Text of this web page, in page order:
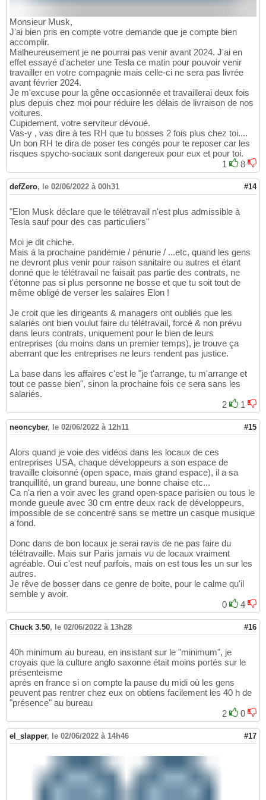
Monsieur Musk,
J'ai bien pris en compte votre demande que je compte bien
accomplir.
Malheureusement je ne pourrai pas venir avant 2024. J'ai en
effet essayé d'acheter une Tesla ce matin pour pouvoir venir
travailler en votre compagnie mais celle-ci ne sera pas livrée
avant février 2024.
Je m'excuse pour la gêne occasionnée et travaillerai deux fois
plus depuis chez moi pour réduire les délais de livraison de nos
voitures.
Cupidement, votre serviteur dévoué.
Vas-y , vas dire à tes RH que tu bosses 2 fois plus chez toi....
Un bon RH te dira de poser tes congés pour te reposer car les
risques spycho-sociaux sont dangereux pour eux et pour toi.
1
8
defZero, le 02/06/2022 à 00h31 #14
"Elon Musk déclare que le télétravail n'est plus admissible à
Tesla sauf pour des cas particuliers"
Moi je dit chiche.
Mais à la prochaine pandémie / pénurie / ...etc, quand les gens
ne devront plus venir pour raison sanitaire ou autres et étant
donné que le télétravail ne faisait pas partie des contrats, ne
t'étonne pas si plus personne ne bosse et que tu soit tout de
même obligé de verser les salaires Elon !
Je croit que les dirigeants & managers ont oubliés que les
salariés ont bien voulut faire du télétravail, forcé & non prévu
dans leurs contrats, uniquement pour le bien de leurs
entreprises (du moins dans un premier temps), je trouve ça
aberrant que les entreprises ne leurs rendent pas justice.
La base dans les affaires c'est le "je t'arrange, tu m'arrange et
tout ce passe bien", sinon la prochaine fois ce sera sans les
salariés.
2
1
neoncyber, le 02/06/2022 à 12h11 #15
Alors quand je voie des vidéos dans les locaux de ces
entreprises USA, chaque développeurs a son espace de
travaille cloisonné (open space, mais grand espace), il a sa
tranquillité, un grand bureau, une bonne chaise etc...
Ca n'a rien a voir avec les grand open-space parisien ou tous le
monde gueule avec 30 cm entre deux rack de développeurs,
impossible de se concentré sans se mettre un casque musique
a fond.
Donc dans de bon locaux je serai ravis de ne pas faire du
télétravaille. Mais sur Paris jamais vu de locaux vraiment
agréable. Oui c'est neuf parfois, mais on est tous les un sur les
autres.
Je rêve de bosser dans ce genre de boite, pour le calme qu'il
semble y avoir.
0
4
Chuck 3.50, le 02/06/2022 à 13h28 #16
40h minimum au bureau, en insistant sur le "minimum", je
croyais que la culture anglo saxonne était moins portés sur le
présenteisme
après en france si on compte la pause du midi où les gens
peuvent pas rentrer chez eux on obtiens facilement les 40 h de
"présence" au bureau
2
0
el_slapper, le 02/06/2022 à 14h46 #17